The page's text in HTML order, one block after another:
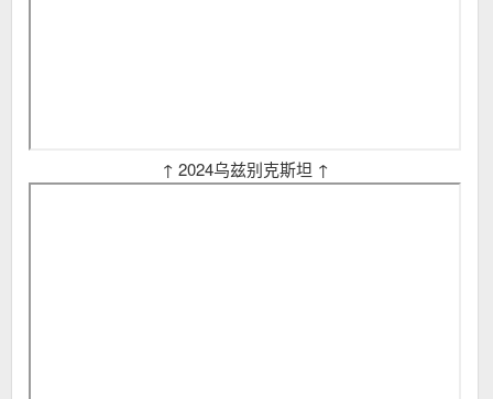
↑ 2024乌兹别克斯坦 ↑